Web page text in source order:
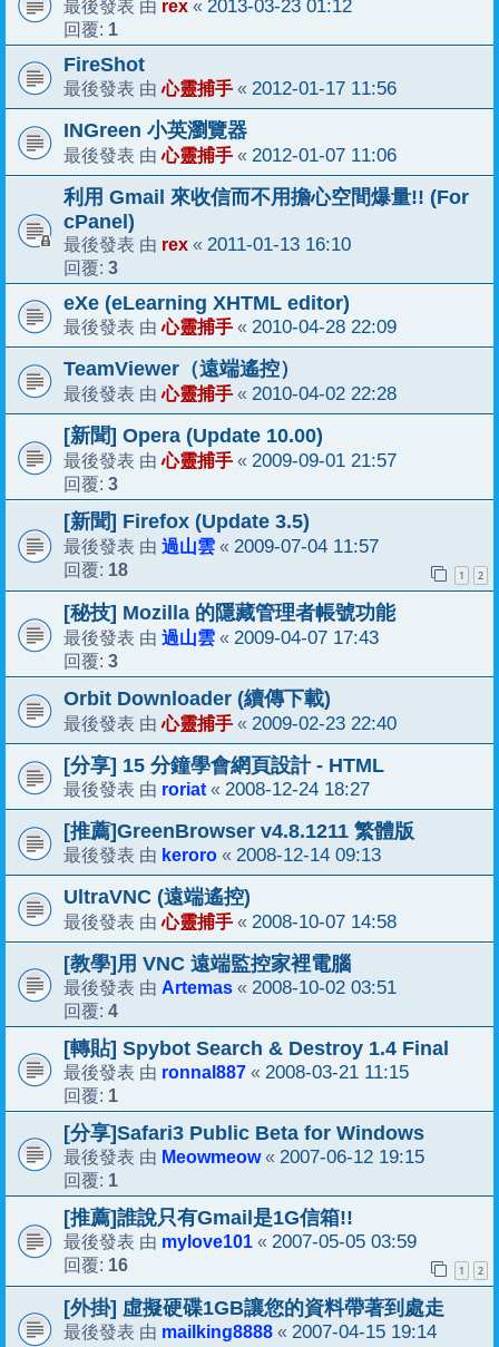
最後發表 由 rex « 2013-03-23 01:12
回覆: 1
FireShot
最後發表 由心靈捕手 « 2012-01-17 11:56
INGreen 小英瀏覽器
最後發表 由心靈捕手 « 2012-01-07 11:06
利用 Gmail 來收信而不用擔心空間爆量!! (For
cPanel)
最後發表 由 rex « 2011-01-13 16:10
回覆: 3
eXe (eLearning XHTML editor)
最後發表 由心靈捕手 « 2010-04-28 22:09
TeamViewer（遠端遙控）
最後發表 由心靈捕手 « 2010-04-02 22:28
[新聞] Opera (Update 10.00)
最後發表 由心靈捕手 « 2009-09-01 21:57
回覆: 3
[新聞] Firefox (Update 3.5)
最後發表 由 過山雲 « 2009-07-04 11:57
回覆: 18 1 2
[秘技] Mozilla 的隱藏管理者帳號功能
最後發表 由 過山雲 « 2009-04-07 17:43
回覆: 3
Orbit Downloader (續傳下載)
最後發表 由心靈捕手 « 2009-02-23 22:40
[分享] 15 分鐘學會網頁設計 - HTML
最後發表 由 roriat « 2008-12-24 18:27
[推薦]GreenBrowser v4.8.1211 繁體版
最後發表 由 keroro « 2008-12-14 09:13
UltraVNC (遠端遙控)
最後發表 由心靈捕手 « 2008-10-07 14:58
[教學]用 VNC 遠端監控家裡電腦
最後發表 由 Artemas « 2008-10-02 03:51
回覆: 4
[轉貼] Spybot Search & Destroy 1.4 Final
最後發表 由 ronnal887 « 2008-03-21 11:15
回覆: 1
[分享]Safari3 Public Beta for Windows
最後發表 由 Meowmeow« 2007-06-12 19:15
回覆: 1
[推薦]誰說只有Gmail是1G信箱!!
最後發表 由 mylove101 « 2007-05-05 03:59
回覆: 16 1 2
[外掛] 虛擬硬碟1GB讓您的資料帶著到處走
最後發表 由 mailking8888 « 2007-04-15 19:14